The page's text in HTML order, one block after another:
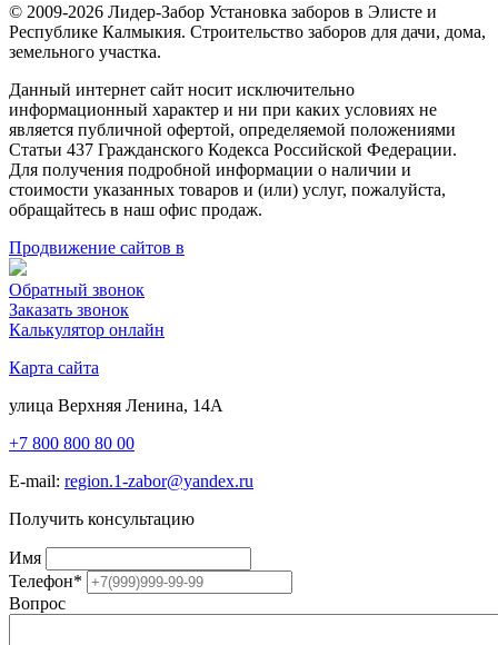
© 2009-2026 Лидер-Забор Установка заборов в Элисте и
Республике Калмыкия. Строительство заборов для дачи, дома,
земельного участка.
Данный интернет сайт носит исключительно
информационный характер и ни при каких условиях не
является публичной офертой, определяемой положениями
Статьи 437 Гражданского Кодекса Российской Федерации.
Для получения подробной информации о наличии и
стоимости указанных товаров и (или) услуг, пожалуйста,
обращайтесь в наш офис продаж.
Продвижение сайтов в
Обратный звонок
Заказать звонок
Калькулятор онлайн
Карта сайта
улица Верхняя Ленина, 14А
+7 800 800 80 00
E-mail: region.1-zabor@yandex.ru
Получить консультацию
Имя
Телефон*
Вопрос